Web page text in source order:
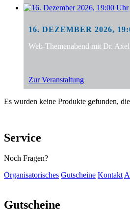
16. DEZEMBER 2026,
Web-Themenabend mit Dr.
Zur Veranstaltung
Es wurden keine Produkte gefunden,
Service
Noch Fragen?
Organisatorisches Gutscheine Kontakt
Gutscheine